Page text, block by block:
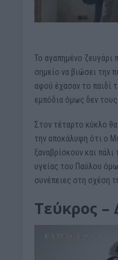
Το αγαπημένο ζευγάρι
σημείο να βιώσει την
αφού έχασαν το παιδί
εμπόδια όμως δεν τους
Στον τέταρτο κύκλο
την αποκάλυψη ότι ο
ξαναβρίσκουν και
υγείας του Παύλου
συνέπειες στη σχέση
Τεύκρος –